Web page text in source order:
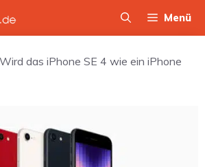
Menü
Wird das iPhone SE 4 wie ein iPhone